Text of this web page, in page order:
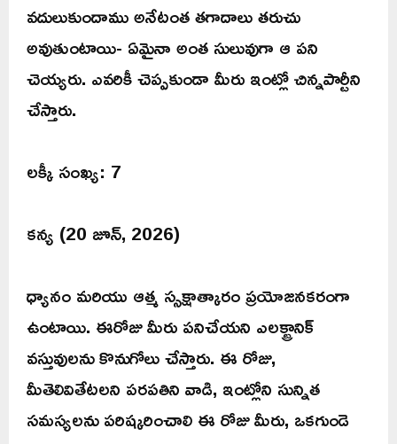
వదులుకుందాము అనేటంత తగాదాలు తరుచు
అవుతుంటాయి- ఏమైనా అంత సులువుగా ఆ పని
చెయ్యరు. ఎవరికీ చెప్పకుండా మీరు ఇంట్లో చిన్నపార్టీని
చేస్తారు.
లక్కీ సంఖ్య: 7
కన్య (20 జూన్, 2026)
ధ్యానం మరియు ఆత్మ స్సక్షాత్కారం ప్రయోజనకరంగా
ఉంటాయి. ఈరోజు మీరు పనిచేయని ఎలక్ట్రానిక్
వస్తువులను కొనుగోలు చేస్తారు. ఈ రోజు,
మీతెలివితేటలని పరపతిని వాడి, ఇంట్లోని సున్నిత
సమస్యలను పరిష్కరించాలి ఈ రోజు మీరు, ఒకగుండె